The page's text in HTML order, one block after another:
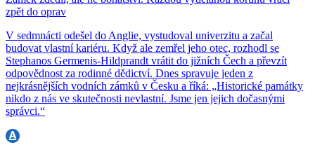
zpět do oprav
V sedmnácti odešel do Anglie, vystudoval univerzitu a začal
budovat vlastní kariéru. Když ale zemřel jeho otec, rozhodl se
Stephanos Germenis-Hildprandt vrátit do jižních Čech a převzít
odpovědnost za rodinné dědictví. Dnes spravuje jeden z
nejkrásnějších vodních zámků v Česku a říká: „Historické památky
nikdo z nás ve skutečnosti nevlastní. Jsme jen jejich dočasnými
správci.“